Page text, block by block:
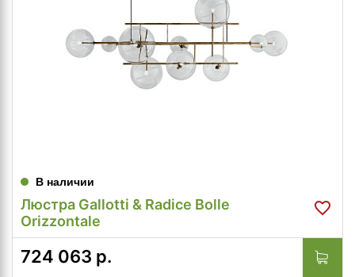
В наличии
Люстра Gallotti & Radice Bolle
Orizzontale
724 063 р.